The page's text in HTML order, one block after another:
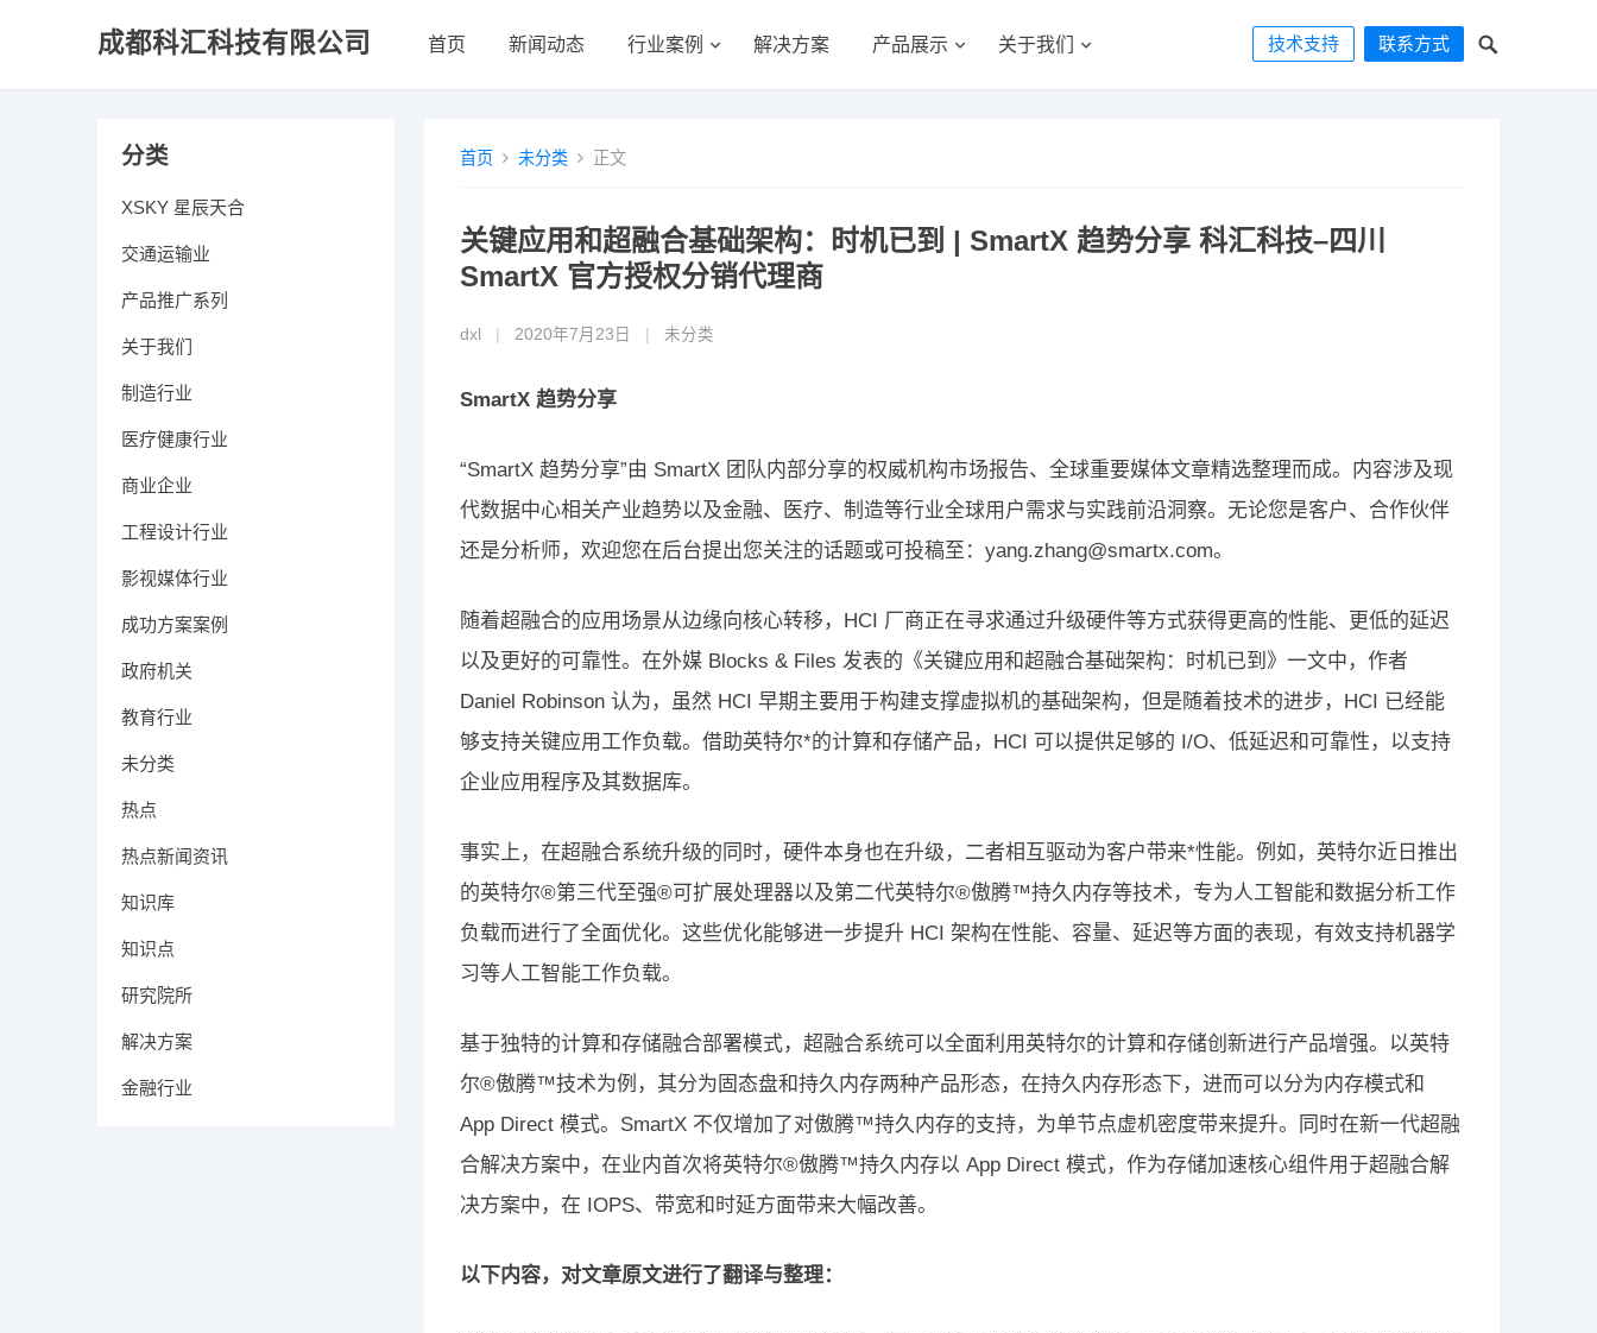
成都科汇科技有限公司 首页 新闻动态 行业案例 解决方案 产品展示 关于我们 技术支持 联系方式
首页 未分类 正文
关键应用和超融合基础架构：时机已到 | SmartX 趋势分享 科汇科技–四川
SmartX 官方授权分销代理商
dxl 2020年7月23日 未分类
SmartX 趋势分享
“SmartX 趋势分享”由 SmartX 团队内部分享的权威机构市场报告、全球重要媒体文章精选整理而成。内容涉及现
代数据中心相关产业趋势以及金融、医疗、制造等行业全球用户需求与实践前沿洞察。无论您是客户、合作伙伴
还是分析师，欢迎您在后台提出您关注的话题或可投稿至：yang.zhang@smartx.com。
随着超融合的应用场景从边缘向核心转移，HCI 厂商正在寻求通过升级硬件等方式获得更高的性能、更低的延迟
以及更好的可靠性。在外媒 Blocks & Files 发表的《关键应用和超融合基础架构：时机已到》一文中，作者
Daniel Robinson 认为，虽然 HCI 早期主要用于构建支撑虚拟机的基础架构，但是随着技术的进步，HCI 已经能
够支持关键应用工作负载。借助英特尔*的计算和存储产品，HCI 可以提供足够的 I/O、低延迟和可靠性，以支持
企业应用程序及其数据库。
事实上，在超融合系统升级的同时，硬件本身也在升级，二者相互驱动为客户带来*性能。例如，英特尔近日推出
的英特尔®第三代至强®可扩展处理器以及第二代英特尔®傲腾™持久内存等技术，专为人工智能和数据分析工作
负载而进行了全面优化。这些优化能够进一步提升 HCI 架构在性能、容量、延迟等方面的表现，有效支持机器学
习等人工智能工作负载。
基于独特的计算和存储融合部署模式，超融合系统可以全面利用英特尔的计算和存储创新进行产品增强。以英特
尔®傲腾™技术为例，其分为固态盘和持久内存两种产品形态，在持久内存形态下，进而可以分为内存模式和
App Direct 模式。SmartX 不仅增加了对傲腾™持久内存的支持，为单节点虚机密度带来提升。同时在新一代超融
合解决方案中，在业内首次将英特尔®傲腾™持久内存以 App Direct 模式，作为存储加速核心组件用于超融合解
决方案中，在 IOPS、带宽和时延方面带来大幅改善。
以下内容，对文章原文进行了翻译与整理：
分类
XSKY 星辰天合
交通运输业
产品推广系列
关于我们
制造行业
医疗健康行业
商业企业
工程设计行业
影视媒体行业
成功方案案例
政府机关
教育行业
未分类
热点
热点新闻资讯
知识库
知识点
研究院所
解决方案
金融行业